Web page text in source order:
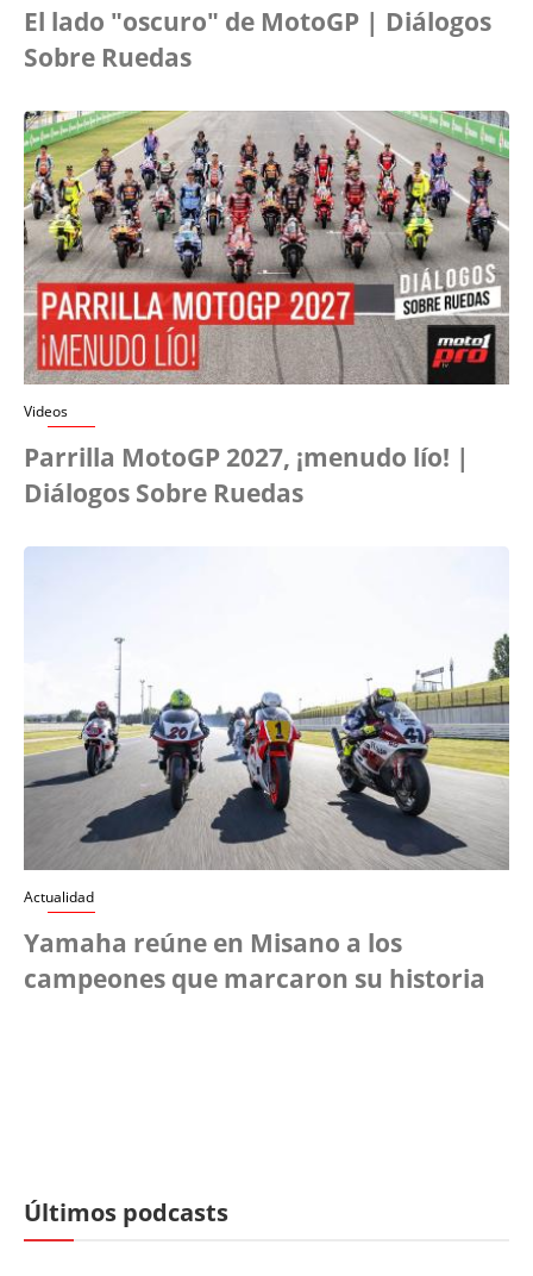
El lado "oscuro" de MotoGP | Diálogos
Sobre Ruedas
Videos
Parrilla MotoGP 2027, ¡menudo lío! |
Diálogos Sobre Ruedas
Actualidad
Yamaha reúne en Misano a los
campeones que marcaron su historia
Últimos podcasts